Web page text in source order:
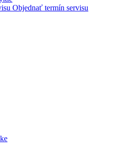
Objednať termín servisu